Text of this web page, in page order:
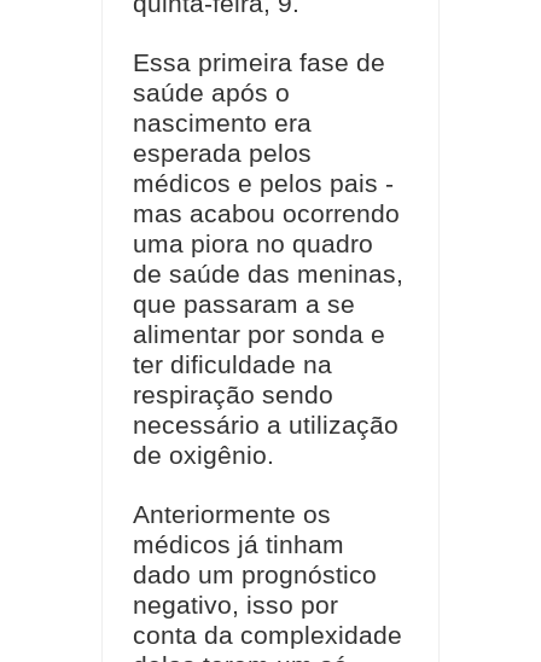
Essa primeira fase de
saúde após o
nascimento era
esperada pelos
médicos e pelos pais -
mas acabou ocorrendo
uma piora no quadro
de saúde das meninas,
que passaram a se
alimentar por sonda e
ter dificuldade na
respiração sendo
necessário a utilização
de oxigênio.
Anteriormente os
médicos já tinham
dado um prognóstico
negativo, isso por
conta da complexidade